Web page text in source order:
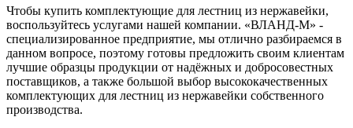
Чтобы купить комплектующие для лестниц из нержавейки,
воспользуйтесь услугами нашей компании. «ВЛАНД-М» -
специализированное предприятие, мы отлично разбираемся в
данном вопросе, поэтому готовы предложить своим клиентам
лучшие образцы продукции от надёжных и добросовестных
поставщиков, а также большой выбор высококачественных
комплектующих для лестниц из нержавейки собственного
производства.